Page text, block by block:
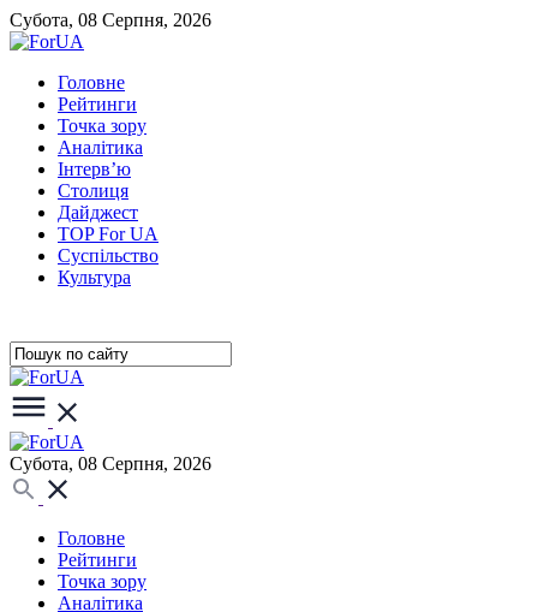
Субота, 08 Серпня, 2026
Головне
Рейтинги
Точка зору
Аналітика
Інтерв’ю
Столиця
Дайджест
TOP For UA
Суспiльство
Культура
Субота, 08 Серпня, 2026
Головне
Рейтинги
Точка зору
Аналітика